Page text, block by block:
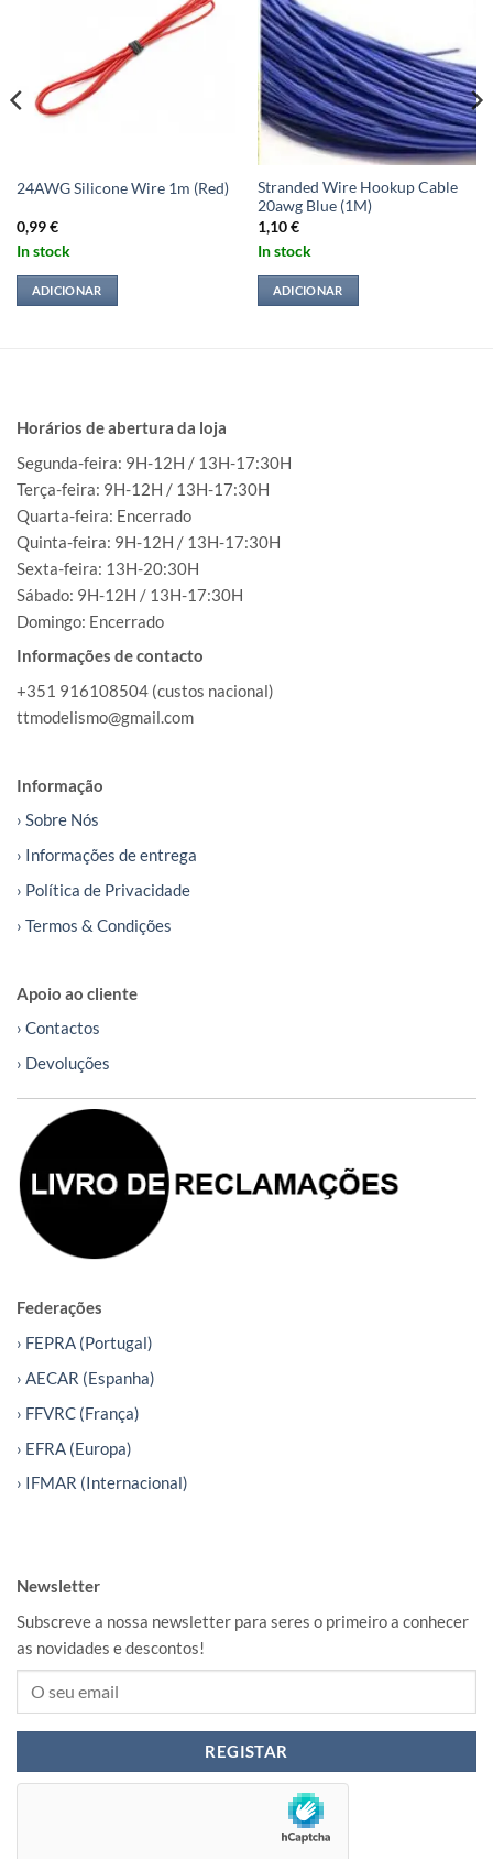
24AWG Silicone Wire 1m (Red)
0,99€
In stock
ADICIONAR
Stranded Wire Hookup Cable
20awg Blue (1M)
1,10€
In stock
ADICIONAR
Horários de abertura da loja
Segunda-feira: 9H-12H / 13H-17:30H
Terça-feira: 9H-12H / 13H-17:30H
Quarta-feira: Encerrado
Quinta-feira: 9H-12H / 13H-17:30H
Sexta-feira: 13H-20:30H
Sábado: 9H-12H / 13H-17:30H
Domingo: Encerrado
Informações de contacto
+351 916108504 (custos nacional)
ttmodelismo@gmail.com
Informação
› Sobre Nós
› Informações de entrega
› Política de Privacidade
› Termos & Condições
Apoio ao cliente
› Contactos
› Devoluções
Federações
› FEPRA (Portugal)
› AECAR (Espanha)
› FFVRC (França)
› EFRA (Europa)
› IFMAR (Internacional)
Newsletter
Subscreve a nossa newsletter para seres o primeiro a conhecer
as novidades e descontos!